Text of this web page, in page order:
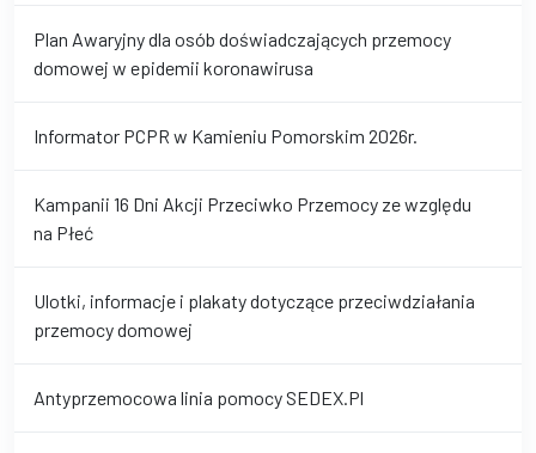
Plan Awaryjny dla osób doświadczających przemocy
domowej w epidemii koronawirusa
Informator PCPR w Kamieniu Pomorskim 2026r.
Kampanii 16 Dni Akcji Przeciwko Przemocy ze względu
na Płeć
Ulotki, informacje i plakaty dotyczące przeciwdziałania
przemocy domowej
Antyprzemocowa linia pomocy SEDEX.Pl